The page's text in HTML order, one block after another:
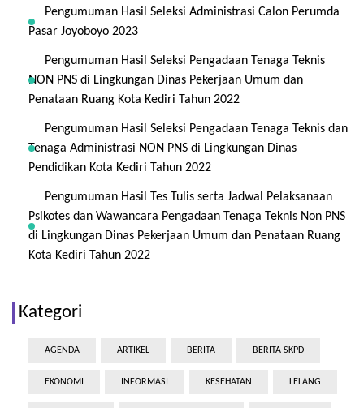
Pengumuman Hasil Seleksi Administrasi Calon Perumda
Pasar Joyoboyo 2023
Pengumuman Hasil Seleksi Pengadaan Tenaga Teknis
NON PNS di Lingkungan Dinas Pekerjaan Umum dan
Penataan Ruang Kota Kediri Tahun 2022
Pengumuman Hasil Seleksi Pengadaan Tenaga Teknis dan
Tenaga Administrasi NON PNS di Lingkungan Dinas
Pendidikan Kota Kediri Tahun 2022
Pengumuman Hasil Tes Tulis serta Jadwal Pelaksanaan
Psikotes dan Wawancara Pengadaan Tenaga Teknis Non PNS
di Lingkungan Dinas Pekerjaan Umum dan Penataan Ruang
Kota Kediri Tahun 2022
Kategori
AGENDA ARTIKEL BERITA BERITA SKPD
EKONOMI INFORMASI KESEHATAN LELANG